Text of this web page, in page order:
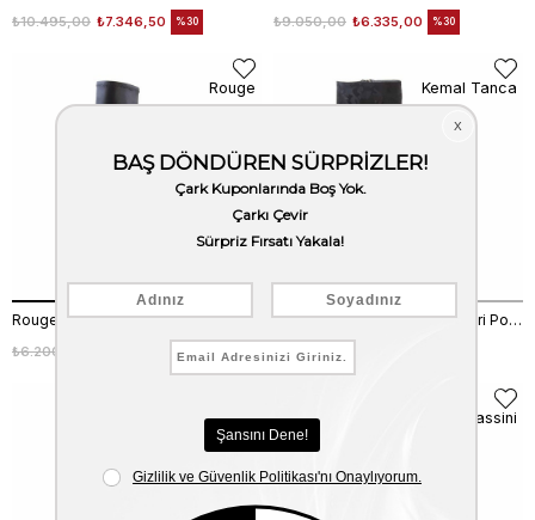
₺7.346,50
₺10.495,00 %30 ₺6.335,00
₺9.050,00 %30
Rouge Kadın Hakiki Deri Siyah Günlük Çizme
₺6.200,00 %30
Rouge
Kemal Tanca Kadın Hakiki Deri Poli Taban Siyah Kamuflaj Günlük Çizme
₺6.200,00
Kemal Tanca
Mocassini Mocassini